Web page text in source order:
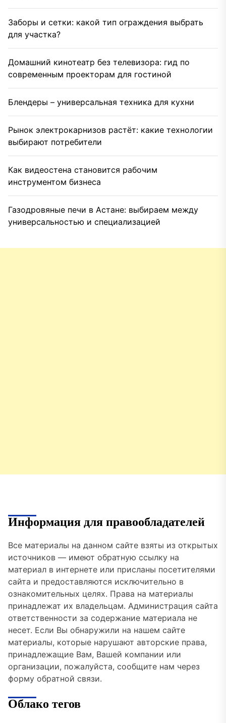
Заборы и сетки: какой тип ограждения выбрать
для участка?
Домашний кинотеатр без телевизора: гид по
современным проекторам для гостиной
Блендеры – универсальная техника для кухни
Рынок электрокарнизов растёт: какие технологии
выбирают потребители
Как видеостена становится рабочим
инструментом бизнеса
Газодровяные печи в Астане: выбираем между
универсальностью и специализацией
Информация для правообладателей
Все материалы на данном сайте взяты из открытых
источников — имеют обратную ссылку на
материал в интернете или присланы посетителями
сайта и предоставляются исключительно в
ознакомительных целях. Права на материалы
принадлежат их владельцам. Администрация сайта
ответственности за содержание материала не
несет. Если Вы обнаружили на нашем сайте
материалы, которые нарушают авторские права,
принадлежащие Вам, Вашей компании или
организации, пожалуйста, сообщите нам через
форму обратной связи.
Облако тегов